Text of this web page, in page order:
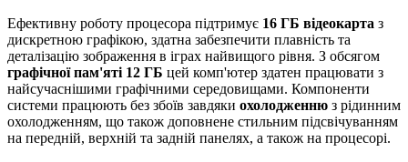
Ефективну роботу процесора підтримує 16 ГБ відеокарта з
дискретною графікою, здатна забезпечити плавність та
деталізацію зображення в іграх найвищого рівня. З обсягом
графічної пам'яті 12 ГБ цей комп'ютер здатен працювати з
найсучаснішими графічними середовищами. Компоненти
системи працюють без збоїв завдяки охолодженню з рідинним
охолодженням, що також доповнене стильним підсвічуванням
на передній, верхній та задній панелях, а також на процесорі.